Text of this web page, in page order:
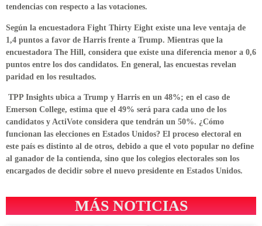
tendencias con respecto a las votaciones.
Según la encuestadora Fight Thirty Eight existe una leve ventaja de
1,4 puntos a favor de Harris frente a Trump. Mientras que la
encuestadora The Hill, considera que existe una diferencia menor a 0,6
puntos entre los dos candidatos. En general, las encuestas revelan
paridad en los resultados.
TPP Insights ubica a Trump y Harris en un 48%; en el caso de
Emerson College, estima que el 49% será para cada uno de los
candidatos y ActiVote considera que tendrán un 50%. ¿Cómo
funcionan las elecciones en Estados Unidos? El proceso electoral en
este país es distinto al de otros, debido a que el voto popular no define
al ganador de la contienda, sino que los colegios electorales son los
encargados de decidir sobre el nuevo presidente en Estados Unidos.
MÁS NOTICIAS